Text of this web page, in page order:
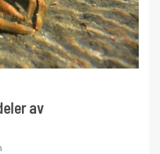
av